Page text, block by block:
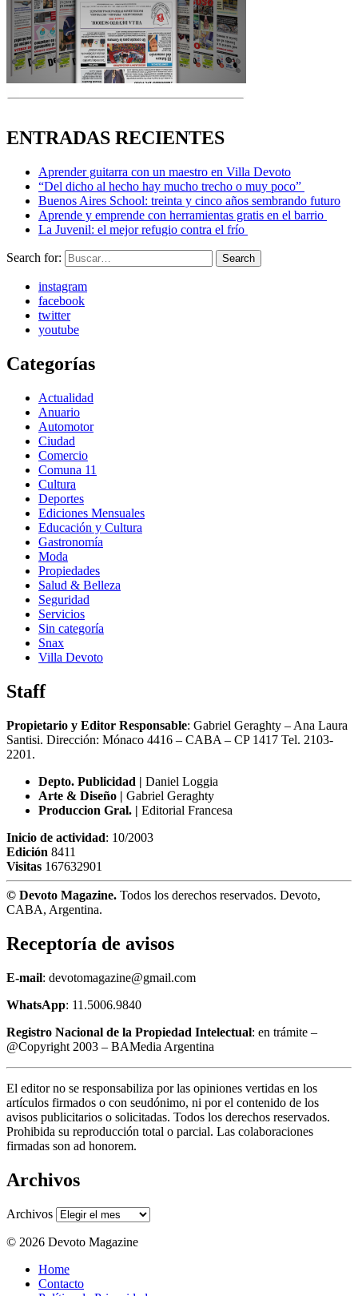
ENTRADAS RECIENTES
Aprender guitarra con un maestro en Villa Devoto
“Del dicho al hecho hay mucho trecho o muy poco”
Buenos Aires School: treinta y cinco años sembrando futuro
Aprende y emprende con herramientas gratis en el barrio
La Juvenil: el mejor refugio contra el frío
Search for: Search
instagram
facebook
twitter
youtube
Categorías
Actualidad
Anuario
Automotor
Ciudad
Comercio
Comuna 11
Cultura
Deportes
Ediciones Mensuales
Educación y Cultura
Gastronomía
Moda
Propiedades
Salud & Belleza
Seguridad
Servicios
Sin categoría
Snax
Villa Devoto
Staff
Propietario y Editor Responsable: Gabriel Geraghty – Ana Laura
Santisi. Dirección: Mónaco 4416 – CABA – CP 1417 Tel. 2103-
2201.
Depto. Publicidad | Daniel Loggia
Arte & Diseño | Gabriel Geraghty
Produccion Gral. | Editorial Francesa
Inicio de actividad: 10/2003
Edición 8411
Visitas 167632901
© Devoto Magazine. Todos los derechos reservados. Devoto,
CABA, Argentina.
Receptoría de avisos
E-mail: devotomagazine@gmail.com
WhatsApp: 11.5006.9840
Registro Nacional de la Propiedad Intelectual: en trámite –
@Copyright 2003 – BAMedia Argentina
El editor no se responsabiliza por las opiniones vertidas en los
artículos firmados o con seudónimo, ni por el contenido de los
avisos publicitarios o solicitadas. Todos los derechos reservados.
Prohibida su reproducción total o parcial. Las colaboraciones
firmadas son ad honorem.
Archivos
Archivos
© 2026 Devoto Magazine
Home
Contacto